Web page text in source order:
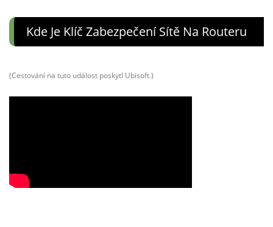
Kde Je Klíč Zabezpečení Sítě Na Routeru
(Cestování na tuto událost poskytl Ubisoft.)